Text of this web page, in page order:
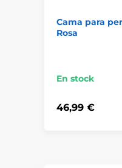
Cama para
Rosa
En stock
46,99 €